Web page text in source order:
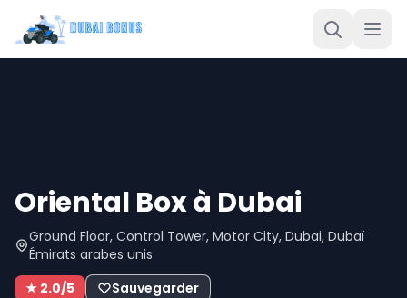
Oriental Box à Dubai
Ground Floor, Control Tower, Motor City, Dubai, Dubaï
Émirats arabes unis
★ 2.0/5
Sauvegarder